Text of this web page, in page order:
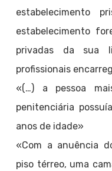
estabelecimento
estabelecimento
privadas da sua
profissionais
«(…) a pessoa
penitenciária
anos de idade»
«Com a anuência
piso térreo, uma